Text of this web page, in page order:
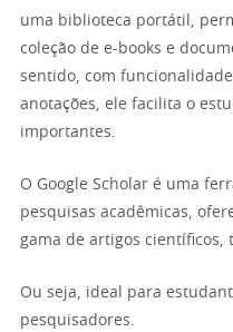
uma biblioteca portátil,
coleção de e-books e
sentido, com
anotações, ele facilita o
importantes.
O Google Scholar é uma
pesquisas acadêmicas,
gama de artigos científicos,
Ou seja, ideal para
pesquisadores.